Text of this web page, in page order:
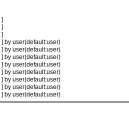
]
]
]
] by user(default:user)
] by user(default:user)
] by user(default:user)
] by user(default:user)
] by user(default:user)
] by user(default:user)
] by user(default:user)
] by user(default:user)